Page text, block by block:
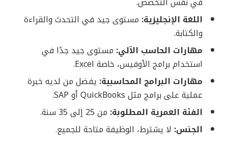
اللغة الإنجليزية: مستوى جيد في التحدث والقراءة
والكتابة.
مهارات الحاسب الآلي: مستوى جيد جدًا في
استخدام برامج الأوفيس، خاصة Excel.
مهارات البرامج المحاسبية: يفضل من لديه خبرة
عملية على برامج مثل QuickBooks أو SAP.
الفئة العمرية المطلوبة: من 25 إلى 35 سنة.
الجنس: لا يشترط، الوظيفة متاحة للجميع.